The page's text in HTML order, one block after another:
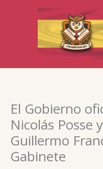
El Gobierno
Nicolás Posse
Guillermo
Gabinete